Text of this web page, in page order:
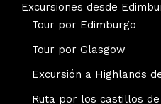
Excursiones desde
Tour por Edimburgo
Tour por Glasgow
Excursión a Highlands
Ruta por los castillos de